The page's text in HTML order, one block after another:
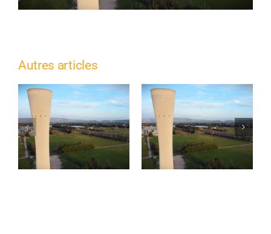
Autres articles
Travaux de
réhabilitation des
infrastructures
d’eau potable –
Avenue du Docteur
Contrôles de bon
fonctionnement –
Verquières